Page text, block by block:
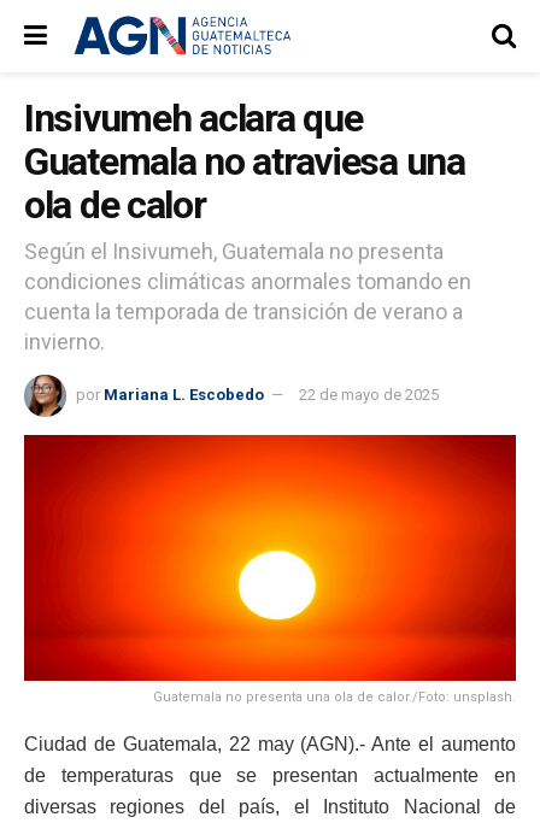
Insivumeh aclara que
Guatemala no atraviesa una
ola de calor
Según el Insivumeh, Guatemala no presenta
condiciones climáticas anormales tomando en
cuenta la temporada de transición de verano a
invierno.
por Mariana L. Escobedo 22 de mayo de 2025
Guatemala no presenta una ola de calor./Foto: unsplash.
Ciudad de Guatemala, 22 may (AGN).- Ante el aumento
de temperaturas que se presentan actualmente en
diversas regiones del país, el Instituto Nacional de